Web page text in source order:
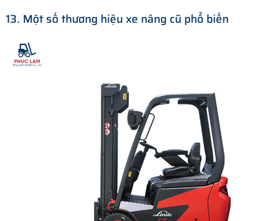
13. Một số thương hiệu xe nâng cũ phổ biến